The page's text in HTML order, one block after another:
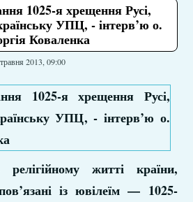
1025-я хрещення Русі,
УПЦ, - інтерв’ю о.
Коваленка
2013, 09:00
житті країни,
із ювілеїм — 1025-